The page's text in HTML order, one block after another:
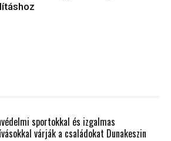
sportokkal és izgalmas
várják a családokat Dunakeszin